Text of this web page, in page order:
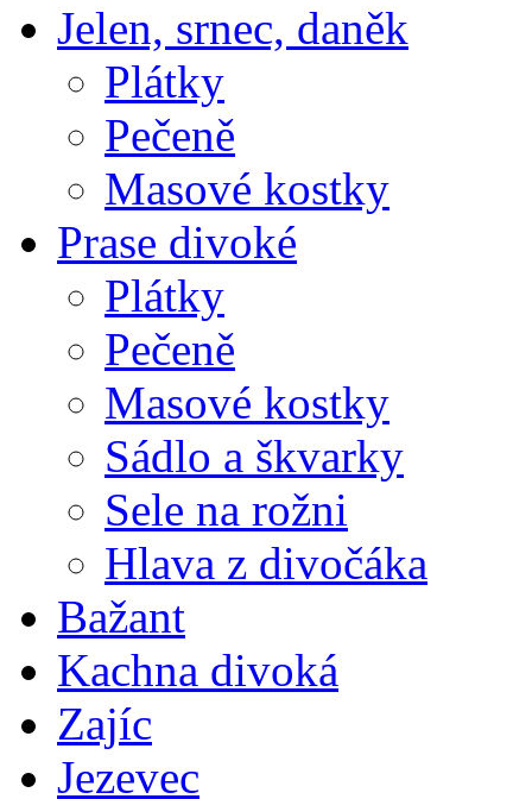
Jelen, srnec, daněk
Plátky
Pečeně
Masové kostky
Prase divoké
Plátky
Pečeně
Masové kostky
Sádlo a škvarky
Sele na rožni
Hlava z divočáka
Bažant
Kachna divoká
Zajíc
Jezevec